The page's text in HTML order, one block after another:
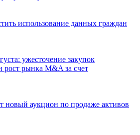
использование данных граждан
ужесточение закупок
рост рынка M&A за счет
новый аукцион по продаже активов